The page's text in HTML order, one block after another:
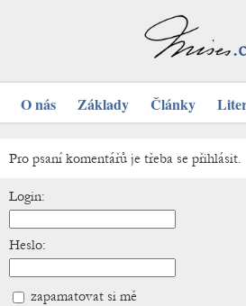
O nás Základy Články
Pro psaní komentářů je třeba se přihlásit.
Login:
Heslo:
zapamatovat si mě